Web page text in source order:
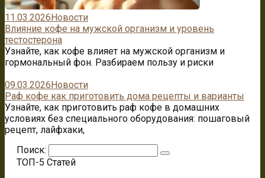
11.03.2026Новости
Влияние кофе на мужской организм и уровень
тестостерона
Узнайте, как кофе влияет на мужской организм и
гормональный фон. Разбираем пользу и риски
09.03.2026Новости
Раф кофе как приготовить дома рецепты и варианты
Узнайте, как приготовить раф кофе в домашних
условиях без специального оборудования: пошаговый
рецепт, лайфхаки,
Поиск:
ТОП-5 Статей